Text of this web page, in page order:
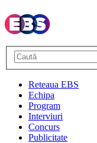
Reteaua EBS
Echipa
Program
Interviuri
Concurs
Publicitate